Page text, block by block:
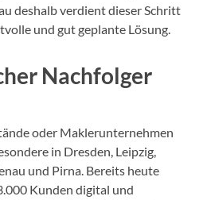
deshalb verdient dieser Schritt
und gut geplante Lösung.
Nachfolger
oder Maklerunternehmen
in Dresden, Leipzig,
und Pirna. Bereits heute
Kunden digital und